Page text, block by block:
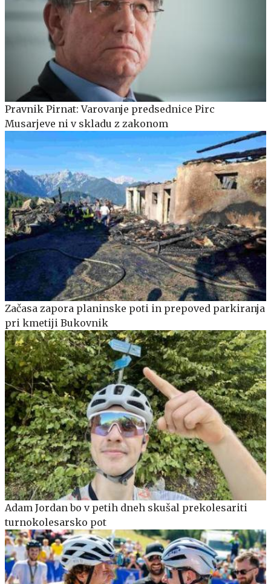
Pravnik Pirnat: Varovanje predsednice Pirc
Musarjeve ni v skladu z zakonom
Začasa zapora planinske poti in prepoved parkiranja
pri kmetiji Bukovnik
Adam Jordan bo v petih dneh skušal prekolesariti
turnokolesarsko pot